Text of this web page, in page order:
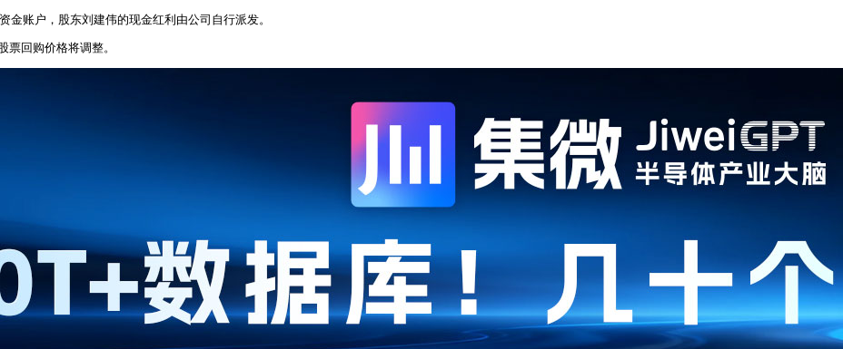
账户，股东刘建伟的现金红利由公司自行派发。
回购价格将调整。